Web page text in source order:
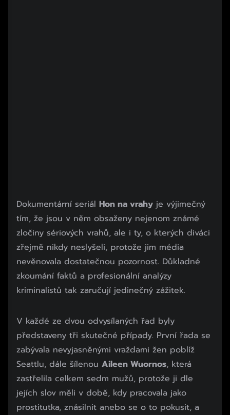
Dokumentární seriál Hon na vrahy je výjimečný
tím, že jsou v něm obsaženy nejenom známé
zločiny sériových vrahů, ale i ty, o kterých diváci
zřejmě nikdy neslyšeli, protože jim média
nevěnovala dostatečnou pozornost. Důkladné
zkoumání faktů a profesionální analýzy
kriminalistů tak zaručují jedinečný zážitek.
V každé ze dvou odvysílaných řad byly
představeny tři skutečné případy. První řada se
zabývala nevyjasněnými vraždami žen poblíž
Seattlu, dále šílenou Aileen Wuornos, která
zastřelila celkem sedm mužů, protože ji dle
jejích slov měli v době, kdy pracovala jako
prostitutka, znásilnit anebo se o to pokusit, a